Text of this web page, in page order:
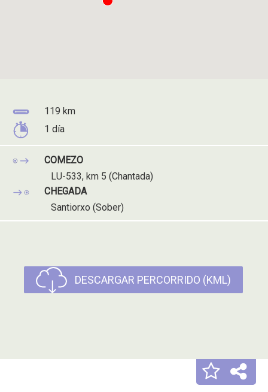
Distancia
do
percorrido
119 km
Tempo
do
percorrido
1 día
COMEZO
LU-533, km 5 (Chantada)
CHEGADA
Santiorxo (Sober)
DESCARGAR PERCORRIDO (KML)